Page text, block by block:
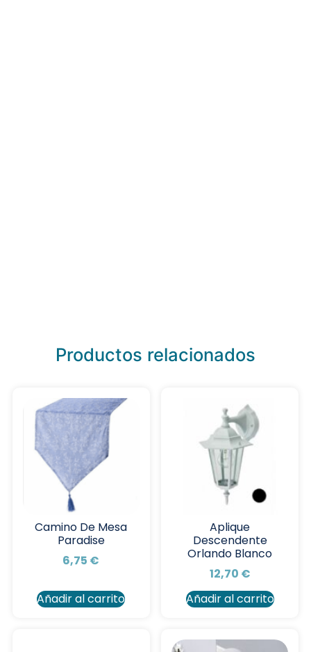
Productos relacionados
Camino De Mesa
Paradise
6,75 €
Añadir al carrito
Aplique
Descendente
Orlando Blanco
12,70 €
Añadir al carrito